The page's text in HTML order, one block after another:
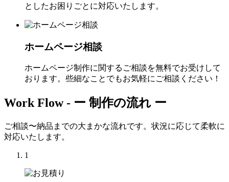
としたお困りごとに対応いたします。
ホームページ相談
ホームページ制作に関するご相談を無料でお受けして
おります。些細なことでもお気軽にご相談ください！
Work Flow - ー 制作の流れ ー
ご相談〜納品までの大まかな流れです。状況に応じて柔軟に
対応いたします。
1